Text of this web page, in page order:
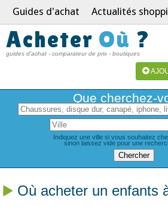
Guides d'achat Actualités
Acheter Où ?
guides d'achat - comparateur de prix - boutiques
Que cherchez-
Indiquez une ville si vous souhaitez
sinon laissez vide pour une
Où acheter un enfants